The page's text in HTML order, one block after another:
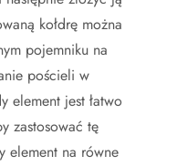
kołdrę można
pojemniku na
pościeli w
element jest łatwo
zastosować tę
element na równe